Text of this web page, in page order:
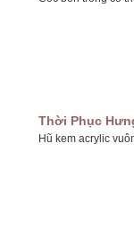
Thời Phục
Hũ kem acrylic